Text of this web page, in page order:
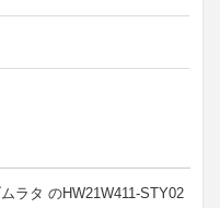
ラタ のHW21W411-STY02